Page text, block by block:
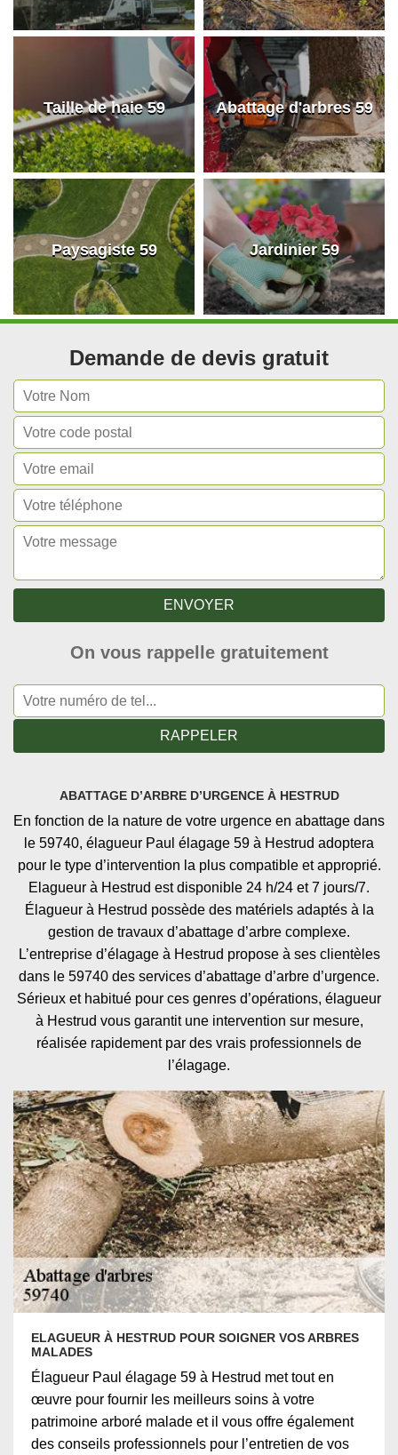
Taille de haie 59 Abattage d'arbres 59
Paysagiste 59 Jardinier 59
Demande de devis gratuit
On vous rappelle gratuitement
ABATTAGE D’ARBRE D’URGENCE À HESTRUD
En fonction de la nature de votre urgence en abattage dans
le 59740, élagueur Paul élagage 59 à Hestrud adoptera
pour le type d’intervention la plus compatible et approprié.
Elagueur à Hestrud est disponible 24 h/24 et 7 jours/7.
Élagueur à Hestrud possède des matériels adaptés à la
gestion de travaux d’abattage d’arbre complexe.
L’entreprise d’élagage à Hestrud propose à ses clientèles
dans le 59740 des services d’abattage d’arbre d’urgence.
Sérieux et habitué pour ces genres d’opérations, élagueur
à Hestrud vous garantit une intervention sur mesure,
réalisée rapidement par des vrais professionnels de
l’élagage.
ELAGUEUR À HESTRUD POUR SOIGNER VOS ARBRES
MALADES
Élagueur Paul élagage 59 à Hestrud met tout en
œuvre pour fournir les meilleurs soins à votre
patrimoine arboré malade et il vous offre également
des conseils professionnels pour l’entretien de vos